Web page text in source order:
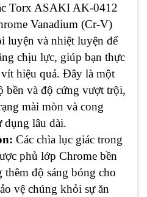
Torx ASAKI AK-0412
Vanadium (Cr-V)
luyện và nhiệt luyện để
chịu lực, giúp bạn thực
hiệu quả. Đây là một
bền và độ cứng vượt trội,
mài mòn và cong
dụng lâu dài.
Các chìa lục giác trong
phủ lớp Chrome bền
độ sáng bóng cho
vệ chúng khỏi sự ăn